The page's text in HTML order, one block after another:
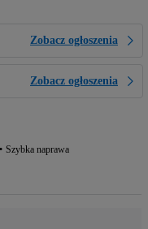
Zobacz ogłoszenia
Zobacz ogłoszenia
Szybka naprawa